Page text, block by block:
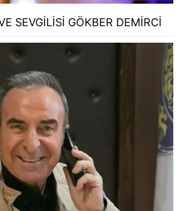
SEVGİLİSİ GÖKBER DEMİRCİ